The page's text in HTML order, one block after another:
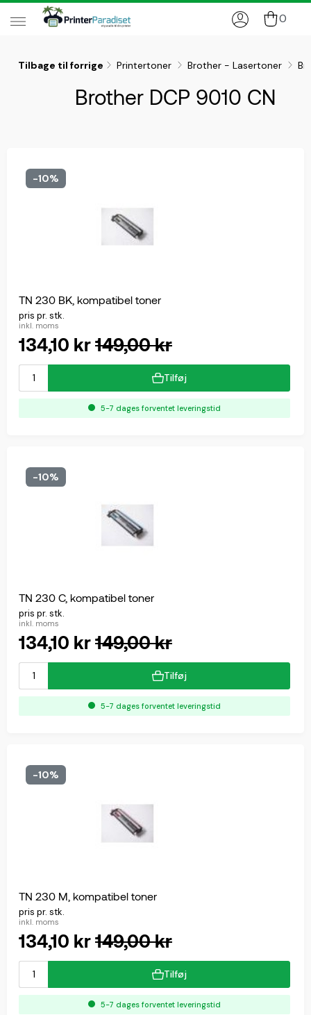
0
Tilbage til forrige Printertoner Brother - Lasertoner
Brother DCP 9010 CN
-10%
TN 230 BK, kompatibel toner
pris pr. stk.
inkl. moms
134,10 kr149,00 kr
Tilføj
5-7 dages forventet leveringstid
-10%
TN 230 C, kompatibel toner
pris pr. stk.
inkl. moms
134,10 kr149,00 kr
Tilføj
5-7 dages forventet leveringstid
-10%
TN 230 M, kompatibel toner
pris pr. stk.
inkl. moms
134,10 kr149,00 kr
Tilføj
5-7 dages forventet leveringstid